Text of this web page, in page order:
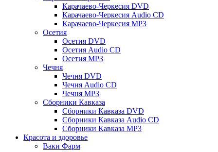
Карачаево-Черкесия DVD
Карачаево-Черкесия Audio CD
Карачаево-Черкесия MP3
Осетия
Осетия DVD
Осетия Audio CD
Осетия MP3
Чечня
Чечня DVD
Чечня Audio CD
Чечня MP3
Сборники Кавказа
Сборники Кавказа DVD
Сборники Кавказа Audio CD
Сборники Кавказа MP3
Красота и здоровье
Ваки Фарм